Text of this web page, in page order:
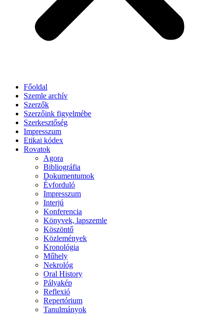
Főoldal
Szemle archív
Szerzők
Szerzőink figyelmébe
Szerkesztőség
Impresszum
Etikai kódex
Rovatok
Agora
Bibliográfia
Dokumentumok
Évforduló
Impresszum
Interjú
Konferencia
Könyvek, lapszemle
Köszöntő
Közlemények
Kronológia
Műhely
Nekrológ
Oral History
Pályakép
Reflexió
Repertórium
Tanulmányok